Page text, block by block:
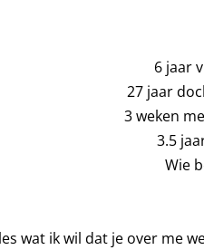
6 jaar
27 jaar
3 weken
3.5
Wie
wat ik wil dat je over me